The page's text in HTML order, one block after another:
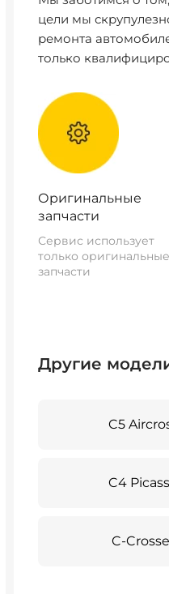
цели мы
ремонта
только
Оригинальные
запчасти
Сервис использует
только оригинальные
запчасти
Другие
C5
C4
C-